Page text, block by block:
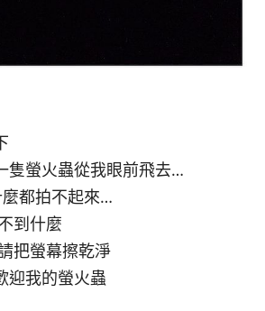
隻螢火蟲從我眼前飛去…
都拍不起來…
到什麼
把螢幕擦乾淨
迎我的螢火蟲